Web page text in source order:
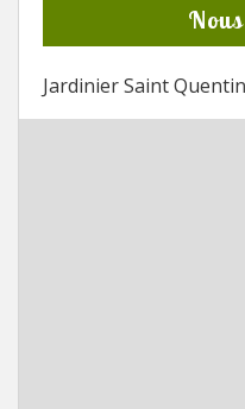
Jardinier Saint